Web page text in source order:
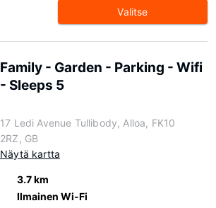
Valitse
Family - Garden - Parking - Wifi
- Sleeps 5
17 Ledi Avenue Tullibody, Alloa, FK10
2RZ, GB
Näytä kartta
3.7 km
Ilmainen Wi-Fi